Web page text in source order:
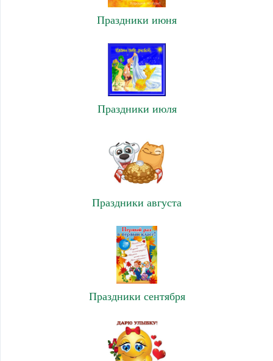
Праздники июня
Праздники июля
Праздники августа
Праздники сентября